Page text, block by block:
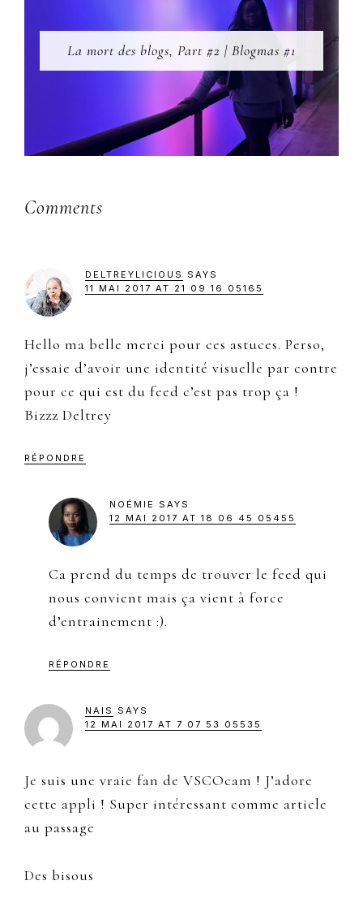
La mort des blogs, Part #2 | Blogmas #1
Reader
Comments
DELTREYLICIOUS
SAYS
11 MAI 2017 AT 21 09 16 05165
Hello ma belle merci pour ces astuces. Perso,
j’essaie d’avoir une identité visuelle par contre
pour ce qui est du feed c’est pas trop ça !
Bizzz Deltrey
RÉPONDRE
NOÉMIE
SAYS
12 MAI 2017 AT 18 06 45 05455
Ca prend du temps de trouver le feed qui
nous convient mais ça vient à force
d’entrainement :).
RÉPONDRE
NAIS
SAYS
12 MAI 2017 AT 7 07 53 05535
Je suis une vraie fan de VSCOcam ! J’adore
cette appli ! Super intéressant comme article
au passage
Des bisous